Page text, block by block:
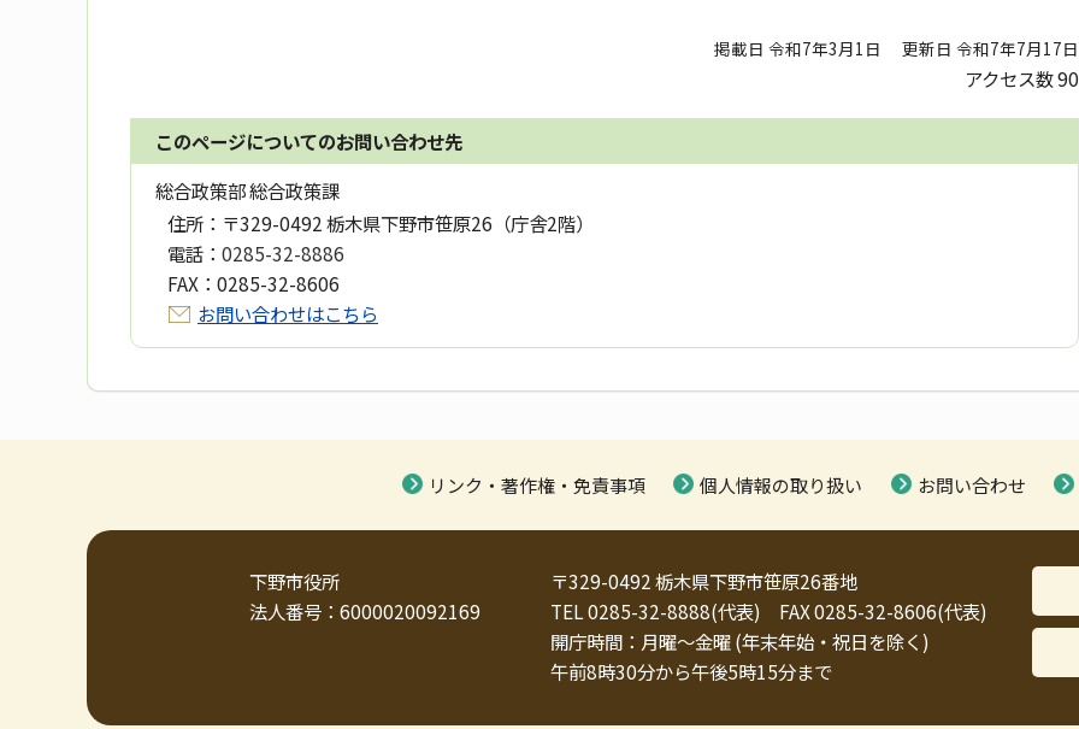
掲載日 令和7年3月1日 更新日 令和7年7月17日
アクセス数90
このページについてのお問い合わせ先
総合政策部 総合政策課
住所： 〒329-0492 栃木県下野市笹原26（庁舎2階）
電話： 0285-32-8886
FAX： 0285-32-8606
お問い合わせはこちら
リンク・著作権・免責事項 個人情報の取り扱い お問い合わせ
下野市役所
法人番号：6000020092169
〒329-0492 栃木県下野市笹原26番地
TEL 0285-32-8888(代表) FAX 0285-32-8606(代表)
開庁時間：月曜～金曜 (年末年始・祝日を除く)
午前8時30分から午後5時15分まで